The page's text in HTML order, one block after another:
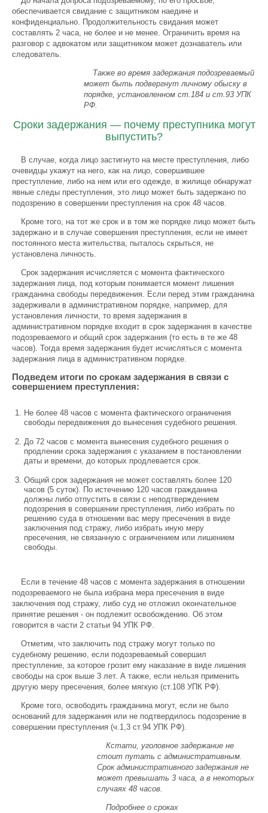
обеспечивается свидание с защитником наедине и
конфиденциально. Продолжительность свидания может
составлять 2 часа, не более и не менее. Ограничить время на
разговор с адвокатом или защитником может дознаватель или
следователь.
Также во время задержания подозреваемый
может быть подвергнут личному обыску в
порядке, установленном ст.184 и ст.93 УПК
РФ.
Сроки задержания — почему преступника могут
выпустить?
В случае, когда лицо застигнуто на месте преступления, либо
очевидцы укажут на него, как на лицо, совершившее
преступление, либо на нем или его одежде, в жилище обнаружат
явные следы преступления, это лицо может быть задержано по
подозрению в совершении преступления на срок 48 часов.
Кроме того, на тот же срок и в том же порядке лицо может быть
задержано и в случае совершения преступления, если не имеет
постоянного места жительства, пыталось скрыться, не
установлена личность.
Срок задержания исчисляется с момента фактического
задержания лица, под которым понимается момент лишения
гражданина свободы передвижения. Если перед этим гражданина
задерживали в административном порядке, например, для
установления личности, то время задержания в
административном порядке входит в срок задержания в качестве
подозреваемого и общий срок задержания (то есть в те же 48
часов). Тогда время задержания будет исчисляться с момента
задержания лица в административном порядке.
Подведем итоги по срокам задержания в связи с
совершением преступления:
Не более 48 часов с момента фактического ограничения
свободы передвижения до вынесения судебного решения.
До 72 часов с момента вынесения судебного решения о
продлении срока задержания с указанием в постановлении
даты и времени, до которых продлевается срок.
Общий срок задержания не может составлять более 120
часов (5 суток). По истечению 120 часов гражданина
должны либо отпустить в связи с неподтверждением
подозрения в совершении преступления, либо избрать по
решению суда в отношении вас меру пресечения в виде
заключения под стражу, либо избрать иную меру
пресечения, не связанную с ограничением или лишением
свободы.
Если в течение 48 часов с момента задержания в отношении
подозреваемого не была избрана мера пресечения в виде
заключения под стражу, либо суд не отложил окончательное
принятие решения - он подлежит освобождению. Об этом
говорится в части 2 статьи 94 УПК РФ.
Отметим, что заключить под стражу могут только по
судебному решению, если подозреваемый совершил
преступление, за которое грозит ему наказание в виде лишения
свободы на срок выше 3 лет. А также, если нельзя применить
другую меру пресечения, более мягкую (ст.108 УПК РФ).
Кроме того, освободить гражданина могут, если не было
оснований для задержания или не подтвердилось подозрение в
совершении преступления (ч.1,3 ст.94 УПК РФ).
Кстати, уголовное задержание не
стоит путать с административным.
Срок административного задержания не
может превышать 3 часа, а в некоторых
случаях 48 часов.
Подробнее о сроках